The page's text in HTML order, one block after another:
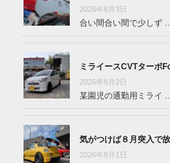
2026年8月3日
合い間合い間で少しず
ミライースCVTターボ
2026年8月2日
某園児の通勤用ミライ
気がつけば８月突入で
2026年8月1日